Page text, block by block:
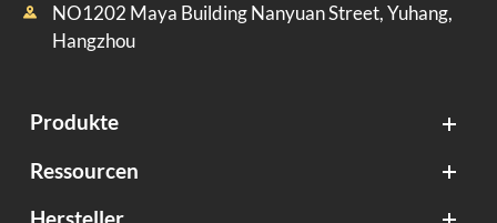

NO1202 Maya Building Nanyuan Street, Yuhang,
Hangzhou
Produkte
Ressourcen
Hersteller